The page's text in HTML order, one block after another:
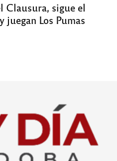
Clausura, sigue el
Los Pumas